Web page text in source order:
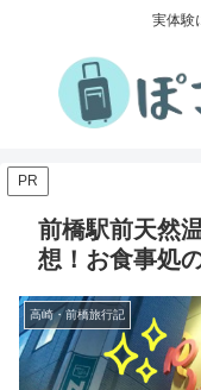
実体験
PR
前橋駅前天然
想！お食事処
高崎・前橋旅行記